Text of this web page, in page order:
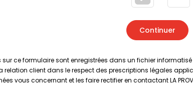
Continuer
ce formulaire sont enregistrées dans un fichier informatisé
client dans le respect des prescriptions légales
vous concernant et les faire rectifier en contactant LA